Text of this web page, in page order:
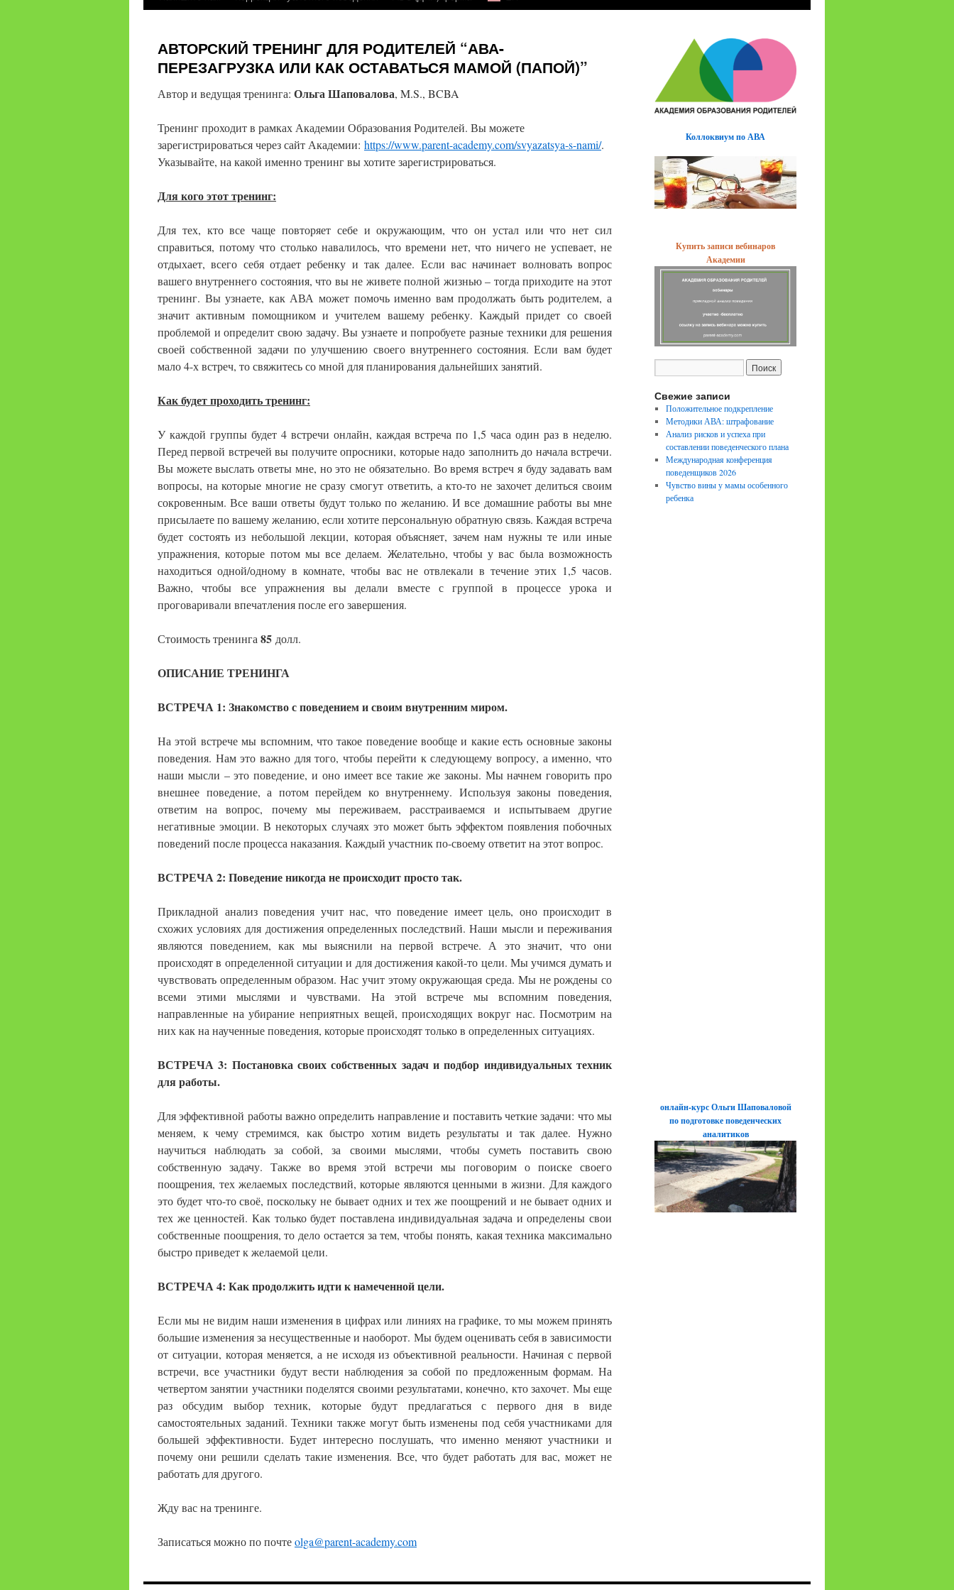
АВТОРСКИЙ ТРЕНИНГ ДЛЯ РОДИТЕЛЕЙ “АВА-
ПЕРЕЗАГРУЗКА ИЛИ КАК ОСТАВАТЬСЯ МАМОЙ (ПАПОЙ)”
Автор и ведущая тренинга: Ольга Шаповалова, M.S., BCBA
Тренинг проходит в рамках Академии Образования Родителей. Вы можете
зарегистрироваться через сайт Академии: https://www.parent-academy.com/svyazatsya-s-nami/.
Указывайте, на какой именно тренинг вы хотите зарегистрироваться.
Для кого этот тренинг:
Для тех, кто все чаще повторяет себе и окружающим, что он устал или что нет сил
справиться, потому что столько навалилось, что времени нет, что ничего не успевает, не
отдыхает, всего себя отдает ребенку и так далее. Если вас начинает волновать вопрос
вашего внутреннего состояния, что вы не живете полной жизнью – тогда приходите на этот
тренинг. Вы узнаете, как АВА может помочь именно вам продолжать быть родителем, а
значит активным помощником и учителем вашему ребенку. Каждый придет со своей
проблемой и определит свою задачу. Вы узнаете и попробуете разные техники для решения
своей собственной задачи по улучшению своего внутреннего состояния. Если вам будет
мало 4-х встреч, то свяжитесь со мной для планирования дальнейших занятий.
Как будет проходить тренинг:
У каждой группы будет 4 встречи онлайн, каждая встреча по 1,5 часа один раз в неделю.
Перед первой встречей вы получите опросники, которые надо заполнить до начала встречи.
Вы можете выслать ответы мне, но это не обязательно. Во время встреч я буду задавать вам
вопросы, на которые многие не сразу смогут ответить, а кто-то не захочет делиться своим
сокровенным. Все ваши ответы будут только по желанию. И все домашние работы вы мне
присылаете по вашему желанию, если хотите персональную обратную связь. Каждая встреча
будет состоять из небольшой лекции, которая объясняет, зачем нам нужны те или иные
упражнения, которые потом мы все делаем. Желательно, чтобы у вас была возможность
находиться одной/одному в комнате, чтобы вас не отвлекали в течение этих 1,5 часов.
Важно, чтобы все упражнения вы делали вместе с группой в процессе урока и
проговаривали впечатления после его завершения.
Стоимость тренинга 85 долл.
ОПИСАНИЕ ТРЕНИНГА
ВСТРЕЧА 1: Знакомство с поведением и своим внутренним миром.
На этой встрече мы вспомним, что такое поведение вообще и какие есть основные законы
поведения. Нам это важно для того, чтобы перейти к следующему вопросу, а именно, что
наши мысли – это поведение, и оно имеет все такие же законы. Мы начнем говорить про
внешнее поведение, а потом перейдем ко внутреннему. Используя законы поведения,
ответим на вопрос, почему мы переживаем, расстраиваемся и испытываем другие
негативные эмоции. В некоторых случаях это может быть эффектом появления побочных
поведений после процесса наказания. Каждый участник по-своему ответит на этот вопрос.
ВСТРЕЧА 2: Поведение никогда не происходит просто так.
Прикладной анализ поведения учит нас, что поведение имеет цель, оно происходит в
схожих условиях для достижения определенных последствий. Наши мысли и переживания
являются поведением, как мы выяснили на первой встрече. А это значит, что они
происходят в определенной ситуации и для достижения какой-то цели. Мы учимся думать и
чувствовать определенным образом. Нас учит этому окружающая среда. Мы не рождены со
всеми этими мыслями и чувствами. На этой встрече мы вспомним поведения,
направленные на убирание неприятных вещей, происходящих вокруг нас. Посмотрим на
них как на наученные поведения, которые происходят только в определенных ситуациях.
ВСТРЕЧА 3: Постановка своих собственных задач и подбор индивидуальных техник
для работы.
Для эффективной работы важно определить направление и поставить четкие задачи: что мы
меняем, к чему стремимся, как быстро хотим видеть результаты и так далее. Нужно
научиться наблюдать за собой, за своими мыслями, чтобы суметь поставить свою
собственную задачу. Также во время этой встречи мы поговорим о поиске своего
поощрения, тех желаемых последствий, которые являются ценными в жизни. Для каждого
это будет что-то своё, поскольку не бывает одних и тех же поощрений и не бывает одних и
тех же ценностей. Как только будет поставлена индивидуальная задача и определены свои
собственные поощрения, то дело остается за тем, чтобы понять, какая техника максимально
быстро приведет к желаемой цели.
ВСТРЕЧА 4: Как продолжить идти к намеченной цели.
Если мы не видим наши изменения в цифрах или линиях на графике, то мы можем принять
большие изменения за несущественные и наоборот. Мы будем оценивать себя в зависимости
от ситуации, которая меняется, а не исходя из объективной реальности. Начиная с первой
встречи, все участники будут вести наблюдения за собой по предложенным формам. На
четвертом занятии участники поделятся своими результатами, конечно, кто захочет. Мы еще
раз обсудим выбор техник, которые будут предлагаться с первого дня в виде
самостоятельных заданий. Техники также могут быть изменены под себя участниками для
большей эффективности. Будет интересно послушать, что именно меняют участники и
почему они решили сделать такие изменения. Все, что будет работать для вас, может не
работать для другого.
Жду вас на тренинге.
Записаться можно по почтеolga@parent-academy.com
Коллоквиум по АВА
Купить записи вебинаров
Академии
Свежие записи
Положительное подкрепление
Методики АВА: штрафование
Анализ рисков и успеха при
составлении поведенческого плана
Международная конференция
поведенщиков 2026
Чувство вины у мамы особенного
ребенка
онлайн-курс Ольги Шаповаловой
по подготовке поведенческих
аналитиков